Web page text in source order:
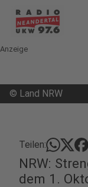
Anzeige
© Land NRW
Teilen:
NRW:
dem 1.